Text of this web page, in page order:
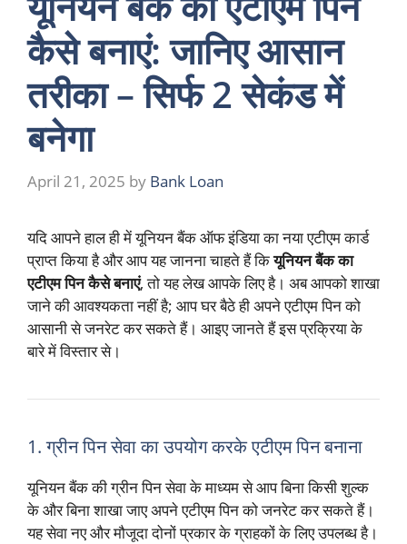
कैसे बनाएं: जानिए आसान
तरीका – सिर्फ 2 सेकंड में
बनेगा
April 21, 2025 by Bank Loan
यदि आपने हाल ही में यूनियन बैंक ऑफ इंडिया का नया एटीएम कार्ड
प्राप्त किया है और आप यह जानना चाहते हैं कियूनियन बैंक का
एटीएम पिन कैसे बनाएं, तो यह लेख आपके लिए है। अब आपको शाखा
जाने की आवश्यकता नहीं है; आप घर बैठे ही अपने एटीएम पिन को
आसानी से जनरेट कर सकते हैं। आइए जानते हैं इस प्रक्रिया के
बारे में विस्तार से।
1. ग्रीन पिन सेवा का उपयोग करके एटीएम पिन बनाना
यूनियन बैंक की ग्रीन पिन सेवा के माध्यम से आप बिना किसी शुल्क
के और बिना शाखा जाए अपने एटीएम पिन को जनरेट कर सकते हैं।
यह सेवा नए और मौजूदा दोनों प्रकार के ग्राहकों के लिए उपलब्ध है।